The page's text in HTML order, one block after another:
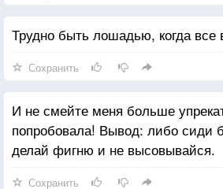
Трудно быть лошадью, когда все
Сохранить
И не смейте меня больше
попробовала! Вывод: либо сиди
делай фигню и не высовывайся.
Сохранить